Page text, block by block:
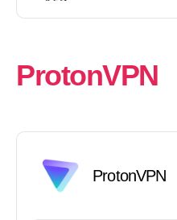
ProtonVPN
ProtonVPN